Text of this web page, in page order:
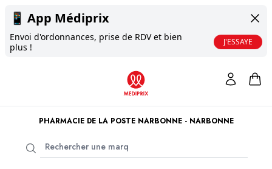
📱 App Médiprix
Envoi d'ordonnances, prise de RDV et bien
plus !
J'ESSAYE
PHARMACIE DE LA POSTE NARBONNE - NARBONNE